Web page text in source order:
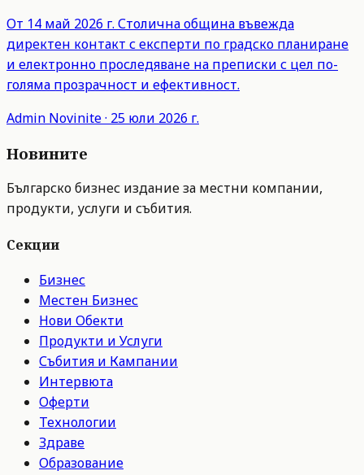
От 14 май 2026 г. Столична община въвежда
директен контакт с експерти по градско планиране
и електронно проследяване на преписки с цел по-
голяма прозрачност и ефективност.
Admin Novinite· 25 юли 2026 г.
Новините
Българско бизнес издание за местни компании,
продукти, услуги и събития.
Секции
Бизнес
Местен Бизнес
Нови Обекти
Продукти и Услуги
Събития и Кампании
Интервюта
Оферти
Технологии
Здраве
Образование